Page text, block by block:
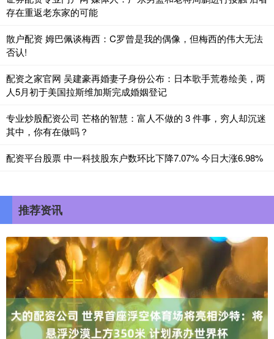
存在重返老东家的可能
散户配资 姆巴佩谈梅西：C罗曾是我的偶像，但梅西的伟大无法
否认!
配资之家官网 吴建豪再婚妻子身份公布：日本歌手荒卷绘美，两
人5月初于美国拉斯维加斯完成婚姻登记
专业炒股配资公司 芒格的智慧：富人不做的 3 件事，穷人却沉迷
其中，你有在做吗？
配资平台股票 中一科技股东户数环比下降7.07% 今日大涨6.98%
推荐资讯